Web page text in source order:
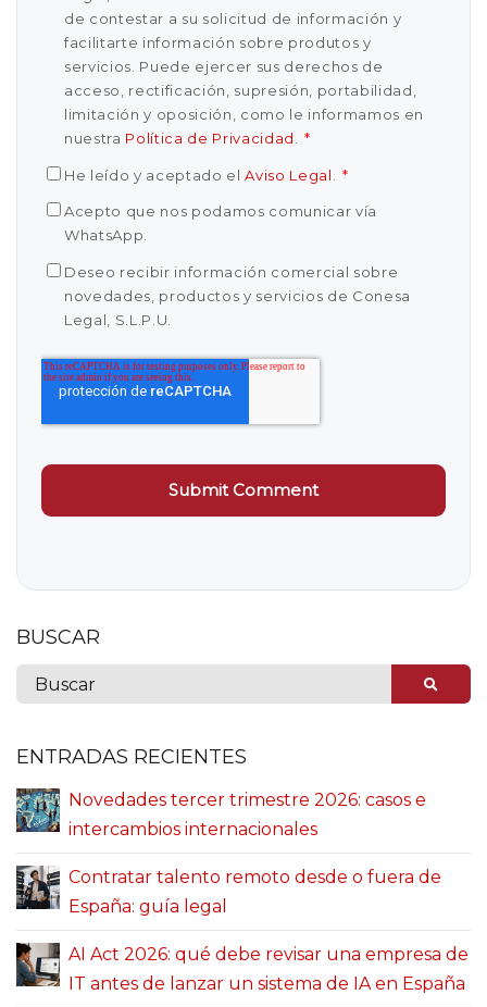
de contestar a su solicitud de información y
facilitarte información sobre produtos y
servicios. Puede ejercer sus derechos de
acceso, rectificación, supresión, portabilidad,
limitación y oposición, como le informamos en
nuestra Política de Privacidad. *
He leído y aceptado elAviso Legal *
Acepto que nos podamos comunicar vía
WhatsApp.
Deseo recibir información comercial sobre
novedades, productos y servicios de Conesa
Legal, S.L.P.U.
BUSCAR
ENTRADAS RECIENTES
Novedades tercer trimestre 2026: casos e
intercambios internacionales
Contratar talento remoto desde o fuera de
España: guía legal
AI Act 2026: qué debe revisar una empresa de
IT antes de lanzar un sistema de IA en España